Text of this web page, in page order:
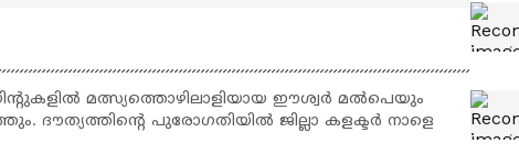
മത്സ്യത്തൊഴിലാളിയായ ഈശ്വർ മൽപെയും
ദൗത്യത്തിന്‍റെ പുരോഗതിയിൽ ജില്ലാ കളക്ടർ നാളെ